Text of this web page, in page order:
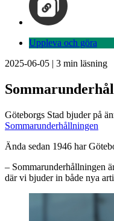
Uppleva och göra
2025-06-05 | 3 min läsning
Göteborgs Stad bjuder på
Sommarunderhållningen
Ända sedan 1946 har
– Sommarunderhållningen
där vi bjuder in både nya